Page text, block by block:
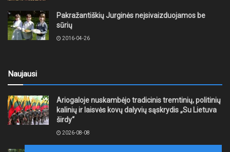
Pakražantiškių Jurginės neįsivaizduojamos be
sūrių
2016-04-26
Naujausi
Ariogaloje nuskambėjo tradicinis tremtinių, politinių
kalinių ir laisvės kovų dalyvių sąskrydis „Su Lietuva
širdy“
2026-08-08